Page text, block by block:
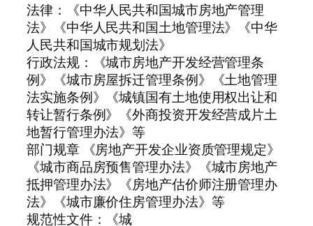
法律：《中华人民共和国城市房地产管理
法》《中华人民共和国土地管理法》《中华
人民共和国城市规划法》
行政法规：《城市房地产开发经营管理条
例》《城市房屋拆迁管理条例》《土地管理
法实施条例》《城镇国有土地使用权出让和
转让暂行条例》《外商投资开发经营成片土
地暂行管理办法》等
部门规章 《房地产开发企业资质管理规定》
《城市商品房预售管理办法》《城市房地产
抵押管理办法》《房地产估价师注册管理办
法》《城市廉价住房管理办法》等
规范性文件：《城